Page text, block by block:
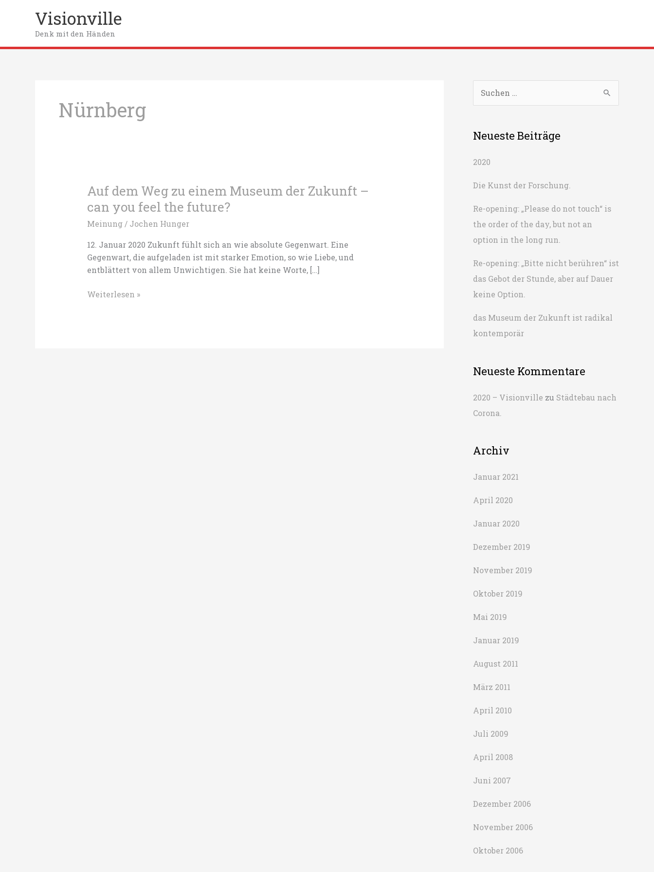
Visionville
Denk mit den Händen
Nürnberg
Auf dem Weg zu einem Museum der Zukunft –
can you feel the future?
Meinung/ Jochen Hunger
12. Januar 2020 Zukunft fühlt sich an wie absolute Gegenwart. Eine
Gegenwart, die aufgeladen ist mit starker Emotion, so wie Liebe, und
entblättert von allem Unwichtigen. Sie hat keine Worte, […]
Auf
Weiterlesen »
u
h
n
n
c
h
:
Neueste Beiträge
2020
Die Kunst der Forschung.
Re-opening: „Please do not touch“ is
the order of the day, but not an
option in the long run.
Re-opening: „Bitte nicht berühren“ ist
das Gebot der Stunde, aber auf Dauer
keine Option.
das Museum der Zukunft ist radikal
kontemporär
Neueste Kommentare
2020 – Visionville zu Städtebau nach
Corona.
Archiv
Januar 2021
April 2020
Januar 2020
Dezember 2019
November 2019
Oktober 2019
Mai 2019
Januar 2019
August 2011
März 2011
April 2010
Juli 2009
April 2008
Juni 2007
Dezember 2006
November 2006
Oktober 2006